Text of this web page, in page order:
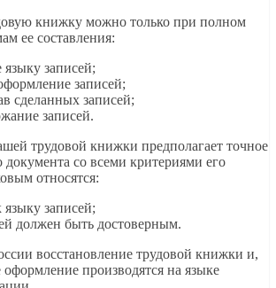
книжку можно только при полном
ее составления:
языку записей;
записей;
сделанных записей;
записей.
трудовой книжки предполагает точное
документа со всеми критериями его
относятся:
языку записей;
должен быть достоверным.
восстановление трудовой книжки и,
оформление производятся на языке